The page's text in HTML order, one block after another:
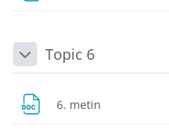
DaraltTopic 6
6. metin